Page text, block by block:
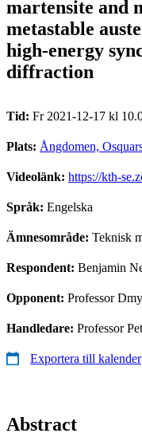
martensite and
metastable
high-energy
diffraction
Tid: Fr 2021-12-17 kl
Plats: Ångdomen,
Videolänk: https://kth-
Språk: Engelska
Ämnesområde: Teknisk
Respondent: Benjamin
Opponent: Professor
Handledare: Professor
Exportera till kalender
Abstract